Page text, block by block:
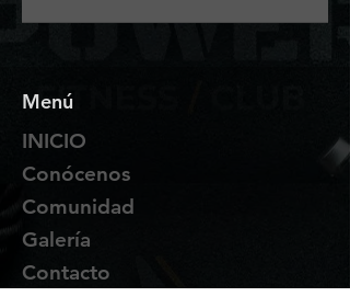
Menú
INICIO
Conócenos
Comunidad
Galería
Contacto